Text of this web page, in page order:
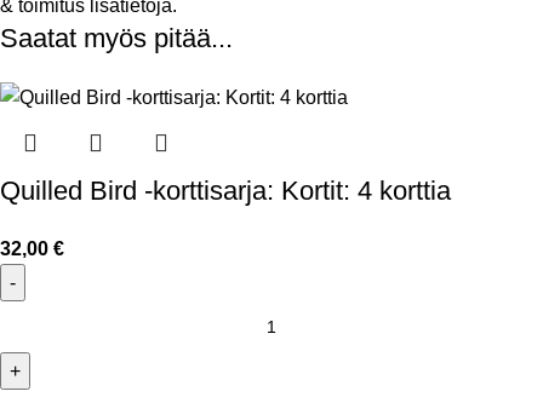
& toimitus lisätietoja.
Saatat myös pitää...
Quilled Bird -korttisarja: Kortit: 4 korttia
32,00 €